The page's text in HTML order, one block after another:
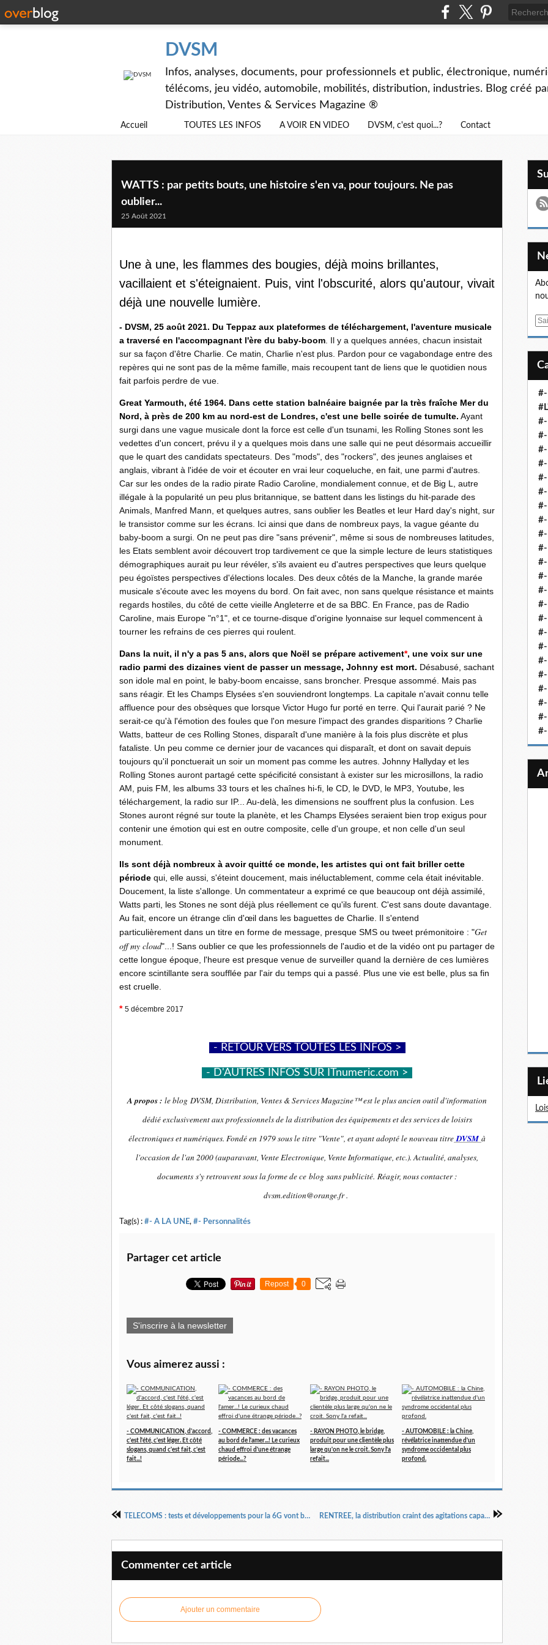
DVSM
Infos, analyses, documents, pour professionnels et public, électronique,
télécoms, jeu vidéo, automobile, mobilités, distribution, industries. Blog créé
Distribution, Ventes & Services Magazine ®
Accueil TOUTES LES INFOS A VOIR EN VIDEO DVSM, c'est quoi...? Contact
WATTS : par petits bouts, une histoire s'en va, pour toujours. Ne pas
oublier...
25 Août 2021
Une à une, les flammes des bougies, déjà moins brillantes,
vacillaient et s'éteignaient. Puis, vint l'obscurité, alors qu'autour, vivait
déjà une nouvelle lumière.
- DVSM, 25 août 2021. Du Teppaz aux plateformes de téléchargement, l'aventure musicale
a traversé en l'accompagnant l'ère du baby-boom . Il y a quelques années, chacun insistait
sur sa façon d'être Charlie. Ce matin, Charlie n'est plus. Pardon pour ce vagabondage entre des
repères qui ne sont pas de la même famille, mais recoupent tant de liens que le quotidien nous
fait parfois perdre de vue.
Great Yarmouth, été 1964. Dans cette station balnéaire baignée par la très fraîche Mer du
Nord, à près de 200 km au nord-est de Londres, c'est une belle soirée de tumulte. Ayant
surgi dans une vague musicale dont la force est celle d'un tsunami, les Rolling Stones sont les
vedettes d'un concert, prévu il y a quelques mois dans une salle qui ne peut désormais accueillir
que le quart des candidats spectateurs. Des "mods", des "rockers", des jeunes anglaises et
anglais, vibrant à l'idée de voir et écouter en vrai leur coqueluche, en fait, une parmi d'autres.
Car sur les ondes de la radio pirate Radio Caroline, mondialement connue, et de Big L, autre
illégale à la popularité un peu plus britannique, se battent dans les listings du hit-parade des
Animals, Manfred Mann, et quelques autres, sans oublier les Beatles et leur Hard day's night, sur
le transistor comme sur les écrans. Ici ainsi que dans de nombreux pays, la vague géante du
baby-boom a surgi. On ne peut pas dire "sans prévenir", même si sous de nombreuses latitudes,
les Etats semblent avoir découvert trop tardivement ce que la simple lecture de leurs statistiques
démographiques aurait pu leur révéler, s'ils avaient eu d'autres perspectives que leurs quelque
peu égoïstes perspectives d'élections locales. Des deux côtés de la Manche, la grande marée
musicale s'écoute avec les moyens du bord. On fait avec, non sans quelque résistance et maints
regards hostiles, du côté de cette vieille Angleterre et de sa BBC. En France, pas de Radio
Caroline, mais Europe "n°1", et ce tourne-disque d'origine lyonnaise sur lequel commencent à
tourner les refrains de ces pierres qui roulent.
Dans la nuit, il n'y a pas 5 ans, alors que Noël se prépare activement*, une voix sur une
radio parmi des dizaines vient de passer un message, Johnny est mort. Désabusé, sachant
son idole mal en point, le baby-boom encaisse, sans broncher. Presque assommé. Mais pas
sans réagir. Et les Champs Elysées s'en souviendront longtemps. La capitale n'avait connu telle
affluence pour des obsèques que lorsque Victor Hugo fur porté en terre. Qui l'aurait parié ? Ne
serait-ce qu'à l'émotion des foules que l'on mesure l'impact des grandes disparitions ? Charlie
Watts, batteur de ces Rolling Stones, disparaît d'une manière à la fois plus discrète et plus
fataliste. Un peu comme ce dernier jour de vacances qui disparaît, et dont on savait depuis
toujours qu'il ponctuerait un soir un moment pas comme les autres. Johnny Hallyday et les
Rolling Stones auront partagé cette spécificité consistant à exister sur les microsillons, la radio
AM, puis FM, les albums 33 tours et les chaînes hi-fi, le CD, le DVD, le MP3, Youtube, les
téléchargement, la radio sur IP... Au-delà, les dimensions ne souffrent plus la confusion. Les
Stones auront régné sur toute la planète, et les Champs Elysées seraient bien trop exigus pour
contenir une émotion qui est en outre composite, celle d'un groupe, et non celle d'un seul
monument.
Ils sont déjà nombreux à avoir quitté ce monde, les artistes qui ont fait briller cette
période qui, elle aussi, s'éteint doucement, mais inéluctablement, comme cela était inévitable.
Doucement, la liste s'allonge. Un commentateur a exprimé ce que beaucoup ont déjà assimilé,
Watts parti, les Stones ne sont déjà plus réellement ce qu'ils furent. C'est sans doute davantage.
Au fait, encore un étrange clin d'œil dans les baguettes de Charlie. Il s'entend
particulièrement dans un titre en forme de message, presque SMS ou tweet prémonitoire : "Get
off my cloud"...! Sans oublier ce que les professionnels de l'audio et de la vidéo ont pu partager de
cette longue époque, l'heure est presque venue de surveiller quand la dernière de ces lumières
encore scintillante sera soufflée par l'air du temps qui a passé. Plus une vie est belle, plus sa fin
est cruelle.
* 5 décembre 2017
- RETOUR VERS TOUTES LES INFOS >
- D'AUTRES INFOS SUR ITnumeric.com >
A propos : le blog DVSM, Distribution, Ventes & Services Magazine™ est le plus ancien outil d'information
dédié exclusivement aux professionnels de la distribution des équipements et des services de loisirs
électroniques et numériques. Fondé en 1979 sous le titre "Vente", et ayant adopté le nouveau titre DVSM à
l'occasion de l'an 2000 (auparavant, Vente Electronique, Vente Informatique, etc.). Actualité, analyses,
documents s'y retrouvent sous la forme de ce blog sans publicité. Réagir, nous contacter :
dvsm.edition@orange.fr .
Tag(s) : #- A LA UNE, #- Personnalités
Partager cet article
Repost 0
S'inscrire à la newsletter
Vous aimerez aussi :
- COMMUNICATION, d'accord,
c'est l'été, c'est léger. Et côté
slogans, quand c'est fait, c'est
fait...!
- COMMERCE : des vacances
au bord de l'amer...! Le curieux
chaud effroi d'une étrange
période...?
- RAYON PHOTO, le bridge,
produit pour une clientèle plus
large qu'on ne le croit. Sony l'a
refait...
- AUTOMOBILE : la Chine,
révélatrice inattendue d'un
syndrome occidental plus
profond.
TELECOMS : tests et développements pour la 6G vont bon train. Et la 5, dans tout ça...? RENTREE, la distribution craint des agitations capables de handicaper l'activité.
Commenter cet article
Ajouter un commentaire
E
#-
#-
#-
#-
#-
#-
#-
#-
#-
#-
#-
#-
#-
#-
#-
#-